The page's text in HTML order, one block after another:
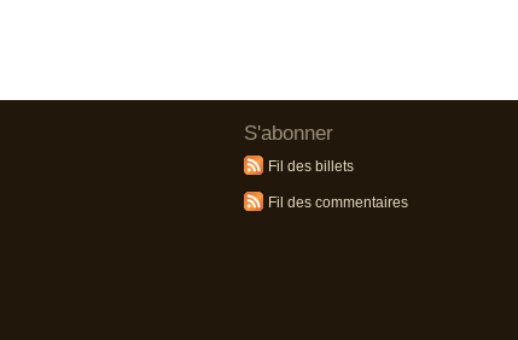
S'abonner
Fil des billets
Fil des commentaires